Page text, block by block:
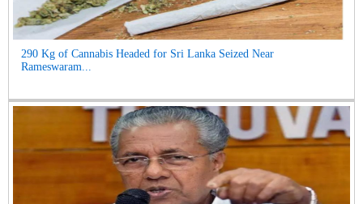
290 Kg of Cannabis Headed for Sri Lanka Seized Near
Rameswaram...